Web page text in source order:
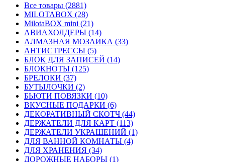
Все товары (2881)
MILOTABOX (28)
MilotaBOX mini (21)
АВИАХОЛДЕРЫ (14)
АЛМАЗНАЯ МОЗАИКА (33)
АНТИСТРЕССЫ (5)
БЛОК ДЛЯ ЗАПИСЕЙ (14)
БЛОКНОТЫ (125)
БРЕЛОКИ (37)
БУТЫЛОЧКИ (2)
БЬЮТИ ПОВЯЗКИ (10)
ВКУСНЫЕ ПОДАРКИ (6)
ДЕКОРАТИВНЫЙ СКОТЧ (44)
ДЕРЖАТЕЛИ ДЛЯ КАРТ (113)
ДЕРЖАТЕЛИ УКРАШЕНИЙ (1)
ДЛЯ ВАННОЙ КОМНАТЫ (4)
ДЛЯ ХРАНЕНИЯ (34)
ДОРОЖНЫЕ НАБОРЫ (1)